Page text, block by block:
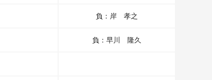
負：岸 孝之
負：早川 隆久